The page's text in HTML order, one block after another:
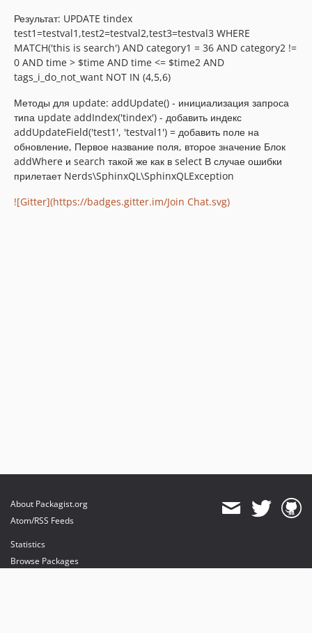
Результат: UPDATE tindex
test1=testval1,test2=testval2,test3=testval3 WHERE
MATCH('this is search') AND category1 = 36 AND category2 !=
0 AND time > $time AND time <= $time2 AND
tags_i_do_not_want NOT IN (4,5,6)
Методы для update: addUpdate() - инициализация запроса
типа update addIndex('tindex') - добавить индекс
addUpdateField('test1', 'testval1') = добавить поле на
обновление, Первое название поля, второе значение Блок
addWhere и search такой же как в select В случае ошибки
прилетает Nerds\SphinxQL\SphinxQLException
![Gitter](https://badges.gitter.im/Join Chat.svg)
About Packagist.org
Atom/RSS Feeds
Statistics
Browse Packages